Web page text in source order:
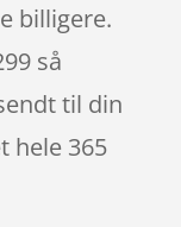
billigere.
så
til din
hele 365